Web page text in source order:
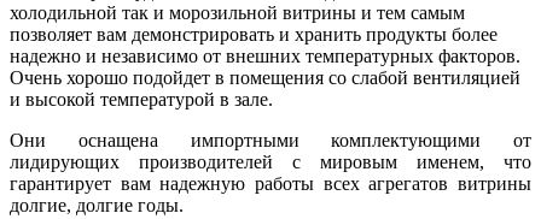
холодильной так и морозильной витрины и тем самым
позволяет вам демонстрировать и хранить продукты более
надежно и независимо от внешних температурных факторов.
Очень хорошо подойдет в помещения со слабой вентиляцией
и высокой температурой в зале.
Они оснащена импортными комплектующими от
лидирующих производителей с мировым именем, что
гарантирует вам надежную работы всех агрегатов витрины
долгие, долгие годы.